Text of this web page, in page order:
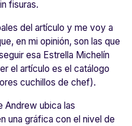
fisuras.
del artículo y me voy a
en mi opinión, son las que
esa Estrella Michelín
el artículo es el catálogo
cuchillos de chef).
Andrew ubica las
una gráfica con el nivel de